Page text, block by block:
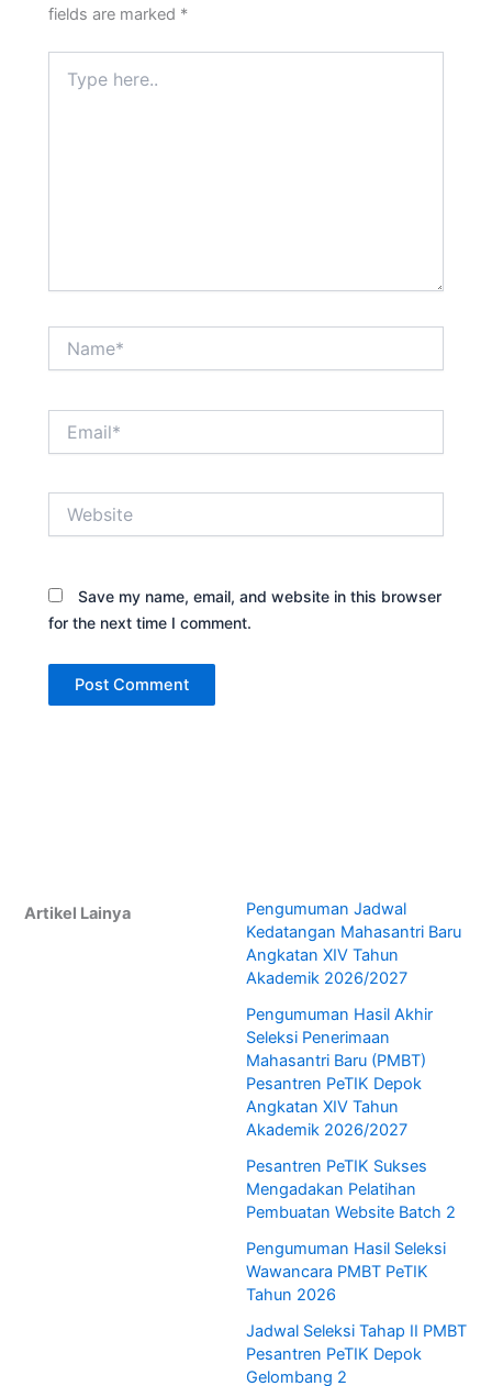
fields are marked *
here..
Save my name, email, and website in this browser
for the next time I comment.
Artikel Lainya
Pengumuman Jadwal
Kedatangan Mahasantri Baru
Angkatan XIV Tahun
Akademik 2026/2027
Pengumuman Hasil Akhir
Seleksi Penerimaan
Mahasantri Baru (PMBT)
Pesantren PeTIK Depok
Angkatan XIV Tahun
Akademik 2026/2027
Pesantren PeTIK Sukses
Mengadakan Pelatihan
Pembuatan Website Batch 2
Pengumuman Hasil Seleksi
Wawancara PMBT PeTIK
Tahun 2026
Jadwal Seleksi Tahap II PMBT
Pesantren PeTIK Depok
Gelombang 2